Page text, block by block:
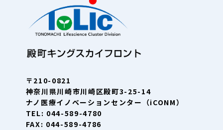
〒210-0821
神奈川県川崎市川崎区殿町3-25-14
ナノ医療イノベーションセンター（iCONM）
TEL: 044-589-4780
FAX: 044-589-4786